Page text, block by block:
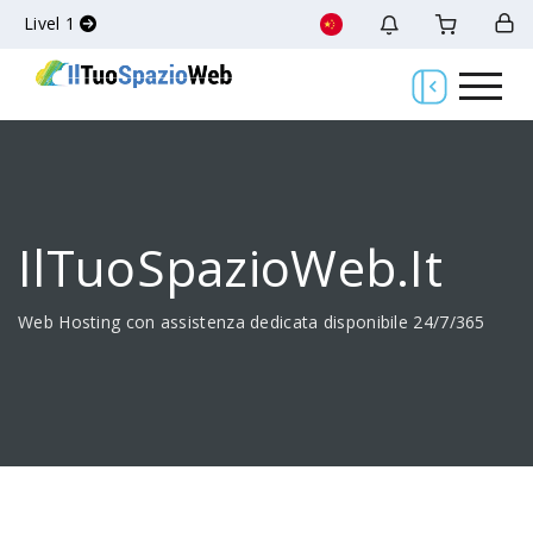
Livel 1
IlTuoSpazioWeb.it
Web Hosting con assistenza dedicata disponibile 24/7/365